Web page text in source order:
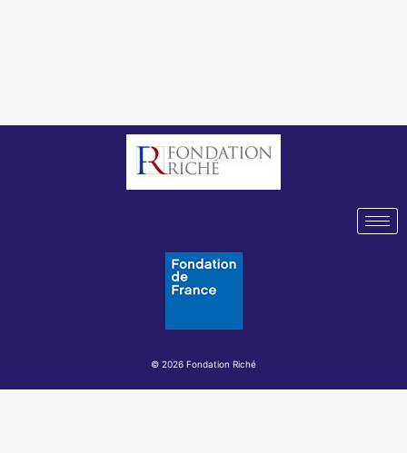
© 2026 Fondation Riché